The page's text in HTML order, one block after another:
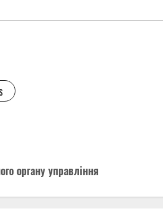
органу управління